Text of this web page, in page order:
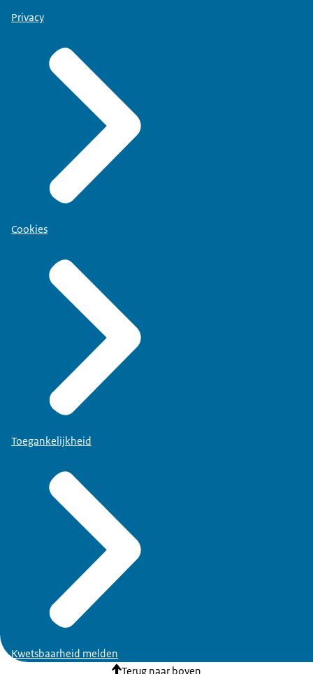
Privacy
Cookies
Toegankelijkheid
Kwetsbaarheid melden
Terug naar boven